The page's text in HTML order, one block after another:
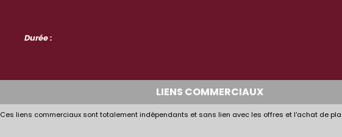
Durée :
LIENS COMMERCIAUX
Ces liens commerciaux sont totalement indépendants et sans lien avec les offres et l'achat de